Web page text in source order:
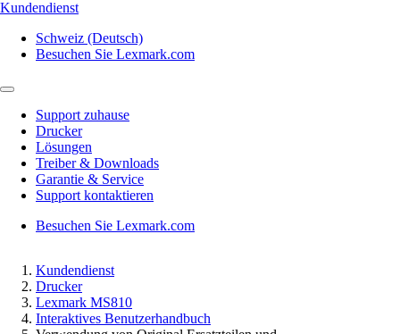
Kundendienst
Schweiz (Deutsch)
Besuchen Sie Lexmark.com
Support zuhause
Drucker
Lösungen
Treiber & Downloads
Garantie & Service
Support kontaktieren
Besuchen Sie Lexmark.com
Kundendienst
Drucker
Lexmark MS810
Interaktives Benutzerhandbuch